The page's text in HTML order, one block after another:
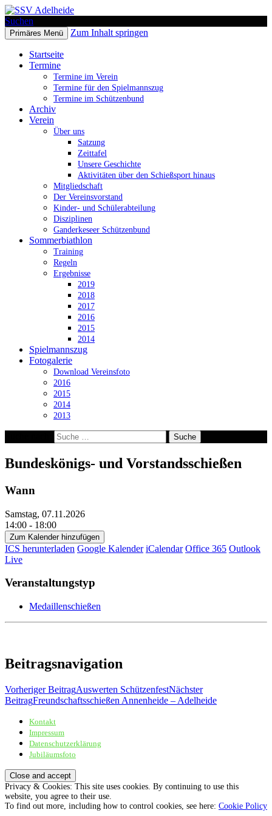
SSV Adelheide
Suchen
Primäres Menü Zum Inhalt springen
Startseite
Termine
Termine im Verein
Termine für den Spielmannszug
Termine im Schützenbund
Archiv
Verein
Über uns
Satzung
Zeittafel
Unsere Geschichte
Aktivitäten über den Schießsport hinaus
Mitgliedschaft
Der Vereinsvorstand
Kinder- und Schülerabteilung
Disziplinen
Ganderkeseer Schützenbund
Sommerbiathlon
Training
Regeln
Ergebnisse
2019
2018
2017
2016
2015
2014
Spielmannszug
Fotogalerie
Download Vereinsfoto
2016
2015
2014
2013
Bundeskönigs- und Vorstandsschießen
Wann
Samstag, 07.11.2026
14:00 - 18:00
Zum Kalender hinzufügen
ICS herunterladen Google Kalender iCalendar Office 365 Outlook
Live
Veranstaltungstyp
Medaillenschießen
Beitragsnavigation
Vorheriger BeitragAuswerten SchützenfestNächster
BeitragFreundschaftsschießen Annenheide – Adelheide
Sportschützenverein Adelheide von 1898 e.V.
Kontakt
Impressum
Datenschutzerklärung
Jubiläumsfoto
Privacy & Cookies: This site uses cookies. By continuing to use this
website, you agree to their use.
To find out more, including how to control cookies, see here: Cookie Policy